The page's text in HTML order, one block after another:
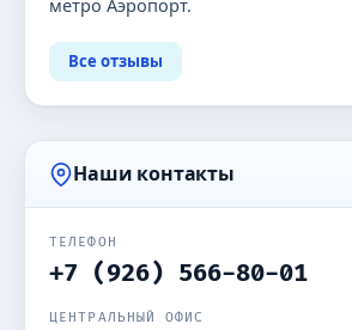
метро Аэропорт.
Все отзывы
Наши контакты
ТЕЛЕФОН
+7 (926) 566-80-01
ЦЕНТРАЛЬНЫЙ ОФИС